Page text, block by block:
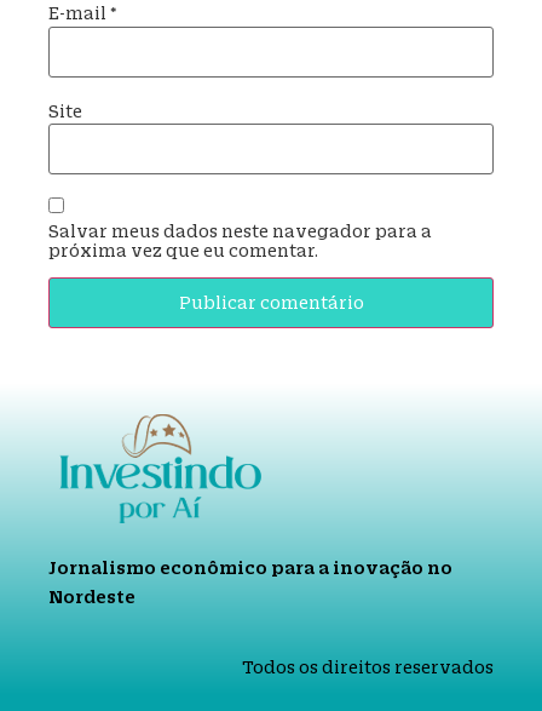
E-mail *
Site
Salvar meus dados neste navegador para a
próxima vez que eu comentar.
Jornalismo econômico para a inovação no
Nordeste
Todos os direitos reservados